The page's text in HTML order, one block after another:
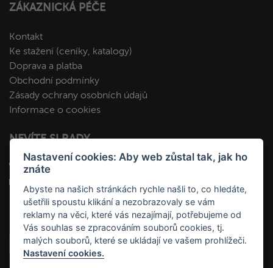
ZÁKAZNICKÁ PÉČE
Kontakt
Ke stažení (ceníky, katalogy)
Doprava a platba
Obchodní podmínky
Zásady ochrany osobních údajů
Informace o cookies
NEVÍTE SI RADY
+420 412 545 092
SLEDUJTE NÁS
Nastavení cookies: Aby web zůstal tak, jak ho
znáte
Abyste na našich stránkách rychle našli to, co hledáte,
ušetřili spoustu klikání a nezobrazovaly se vám
reklamy na věci, které vás nezajímají, potřebujeme od
Vás souhlas se zpracováním souborů cookies, tj.
malých souborů, které se ukládají ve vašem prohlížeči.
Nastavení cookies.